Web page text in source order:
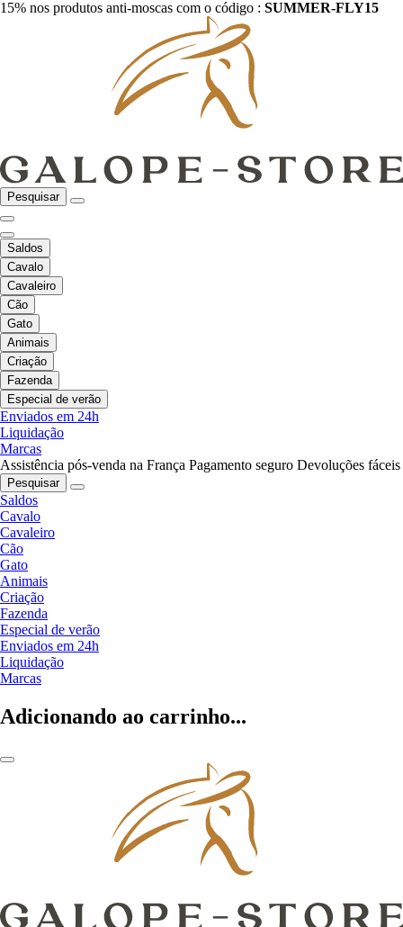
15% nos produtos anti-moscas com o código : SUMMER-FLY15
Pesquisar
Saldos
Cavalo
Cavaleiro
Cão
Gato
Animais
Criação
Fazenda
Especial de verão
Enviados em 24h
Liquidação
Marcas
Assistência pós-venda na França Pagamento seguro Devoluções fáceis
Pesquisar
Saldos
Cavalo
Cavaleiro
Cão
Gato
Animais
Criação
Fazenda
Especial de verão
Enviados em 24h
Liquidação
Marcas
Adicionando ao carrinho...